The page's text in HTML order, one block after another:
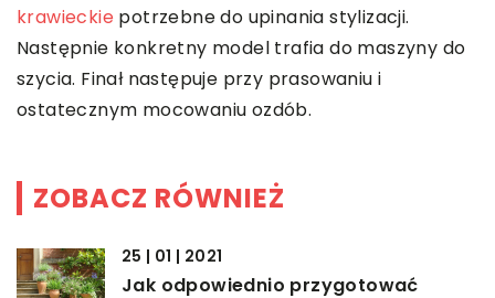
krawieckie potrzebne do upinania stylizacji.
Następnie konkretny model trafia do maszyny do
szycia. Finał następuje przy prasowaniu i
ostatecznym mocowaniu ozdób.
ZOBACZ RÓWNIEŻ
25 | 01 | 2021
Jak odpowiednio przygotować